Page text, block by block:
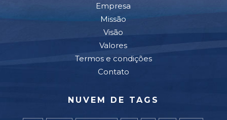
Empresa
Missão
Visão
Valores
Termos e condições
Contato
NUVEM DE TAGS